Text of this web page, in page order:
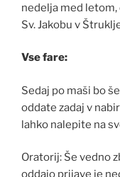
nedelja med
Sv. Jakobu v
Vse fare:
Sedaj po maši bo
oddate zadaj v
lahko nalepite na
Oratorij: Še vedno
oddajo prijave je